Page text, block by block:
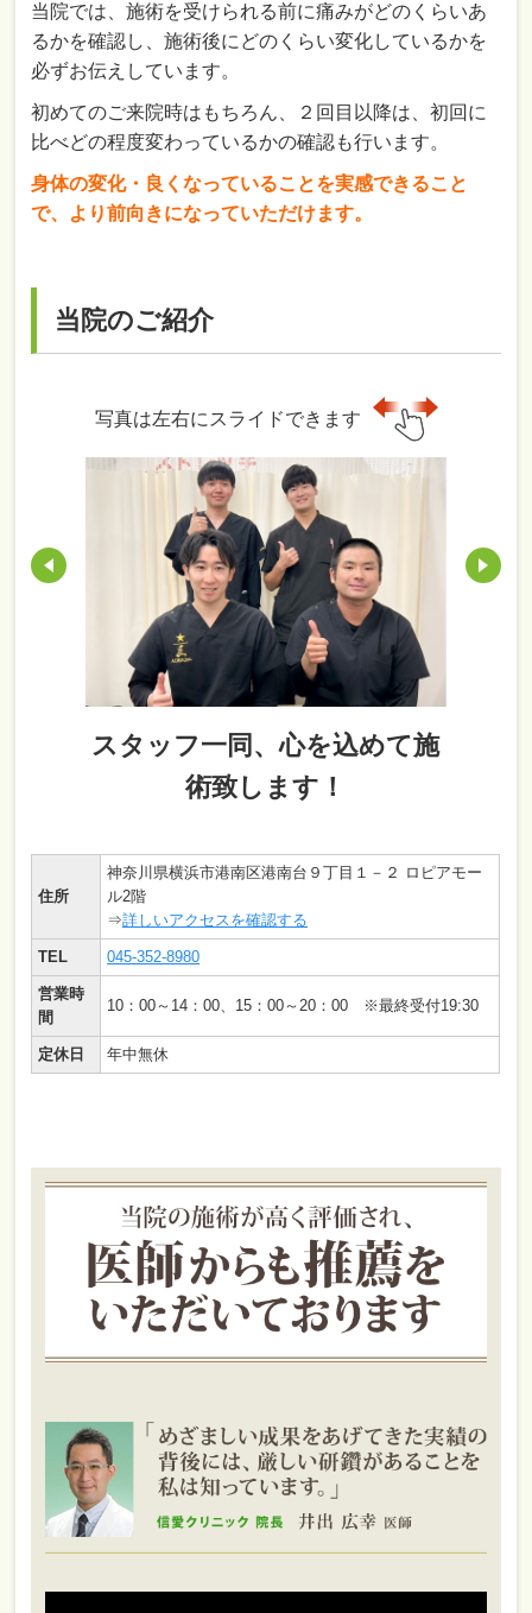
当院では、施術を受けられる前に痛みがどのくらいあ
るかを確認し、施術後にどのくらい変化しているかを
必ずお伝えしています。
初めてのご来院時はもちろん、２回目以降は、初回に
比べどの程度変わっているかの確認も行います。
身体の変化・良くなっていることを実感できること
で、より前向きになっていただけます。
当院のご紹介
写真は左右にスライドできます
スタッフ一同、心を込めて施
術致します！
住所
神奈川県横浜市港南区港南台９丁目１－２ ロピアモー
ル2階
⇒詳しいアクセスを確認する
TEL 045-352-8980
営業時
間
10：00～14：00、15：00～20：00 ※最終受付19:30
定休日 年中無休